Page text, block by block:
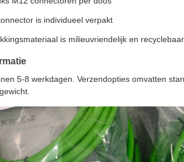
is individueel verpakt
is milieuvriendelijk en recyclebaar
5-8 werkdagen. Verzendopties omvatten